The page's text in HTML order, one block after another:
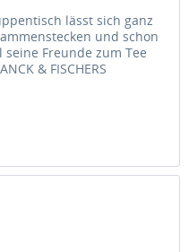
lässt sich ganz
und schon
Freunde zum Tee
& FISCHERS